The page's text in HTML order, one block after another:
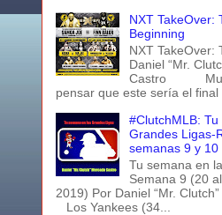
NXT TakeOver:
Beginning
NXT TakeOver:
Daniel “Mr.
Castro
pensar que este sería el final
#ClutchMLB:
Grandes Ligas-
semanas 9 y 10
Tu semana en
Semana 9 (20
2019) Por Daniel “Mr.
Los Yankees (34...